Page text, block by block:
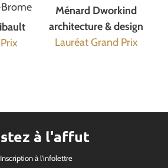
Ménard Dworkind
architecture & design
Lauréat Grand Prix
à l'affut
Inscription à l'infolettre